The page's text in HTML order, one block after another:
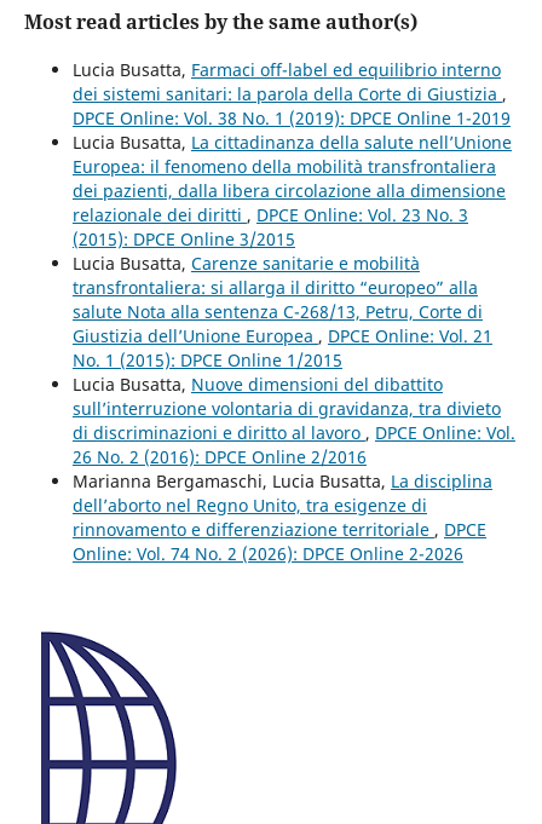
Most read articles by the same author(s)
Lucia Busatta, Farmaci off-label ed equilibrio interno
dei sistemi sanitari: la parola della Corte di Giustizia ,
DPCE Online: Vol. 38 No. 1 (2019): DPCE Online 1-2019
Lucia Busatta, La cittadinanza della salute nell’Unione
Europea: il fenomeno della mobilità transfrontaliera
dei pazienti, dalla libera circolazione alla dimensione
relazionale dei diritti , DPCE Online: Vol. 23 No. 3
(2015): DPCE Online 3/2015
Lucia Busatta, Carenze sanitarie e mobilità
transfrontaliera: si allarga il diritto “europeo” alla
salute Nota alla sentenza C-268/13, Petru, Corte di
Giustizia dell’Unione Europea , DPCE Online: Vol. 21
No. 1 (2015): DPCE Online 1/2015
Lucia Busatta, Nuove dimensioni del dibattito
sull’interruzione volontaria di gravidanza, tra divieto
di discriminazioni e diritto al lavoro , DPCE Online: Vol.
26 No. 2 (2016): DPCE Online 2/2016
Marianna Bergamaschi, Lucia Busatta, La disciplina
dell’aborto nel Regno Unito, tra esigenze di
rinnovamento e differenziazione territoriale , DPCE
Online: Vol. 74 No. 2 (2026): DPCE Online 2-2026